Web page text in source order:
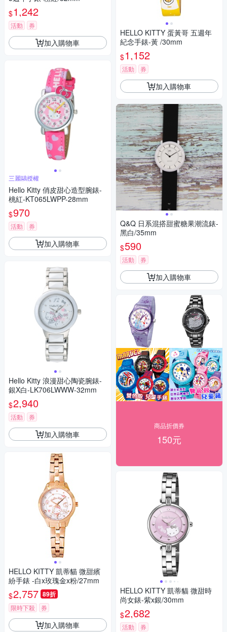
$1,242
活動 券
加入購物車
三麗鷗授權
Hello Kitty 俏皮甜心造型腕錶-
桃紅-KT065LWPP-28mm
$970
活動 券
加入購物車
Hello Kitty 浪漫甜心陶瓷腕錶-
銀X白-LK706LWWW-32mm
$2,940
活動 券
加入購物車
HELLO KITTY 凱蒂貓 微甜繽
紛手錶 -白x玫瑰金x粉/27mm
$2,757 89折
限時下殺 券
加入購物車
HELLO KITTY 蛋黃哥 五週年
紀念手錶-黃 /30mm
$1,152
活動 券
加入購物車
Q&Q 日系混搭甜蜜糖果潮流錶-
黑白/35mm
$590
活動 券
加入購物車
商品折價券
150元
HELLO KITTY 凱蒂貓 微甜時
尚女錶-紫x銀/30mm
$2,682
活動 券